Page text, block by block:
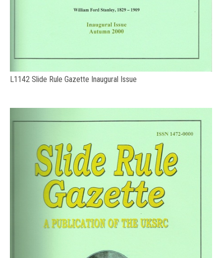
L1142 Slide Rule Gazette Inaugural Issue